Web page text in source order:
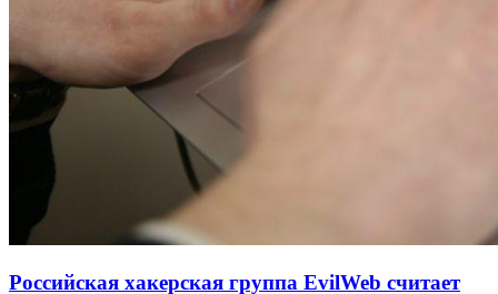
Российская хакерская группа EvilWeb считает